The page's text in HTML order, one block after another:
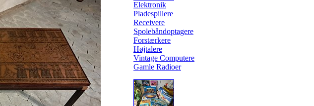
Elektronik
Pladespillere
Receivere
Spolebåndoptagere
Forstærkere
Højtalere
Vintage Computere
Gamle Radioer